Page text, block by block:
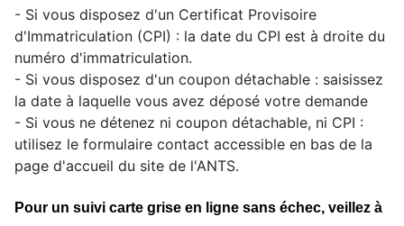
- Si vous disposez d'un Certificat Provisoire
d'Immatriculation (CPI) : la date du CPI est à droite du
numéro d'immatriculation.
- Si vous disposez d'un coupon détachable : saisissez
la date à laquelle vous avez déposé votre demande
- Si vous ne détenez ni coupon détachable, ni CPI :
utilisez le formulaire contact accessible en bas de la
page d'accueil du site de l'ANTS.
Pour un suivi carte grise en ligne sans échec, veillez à